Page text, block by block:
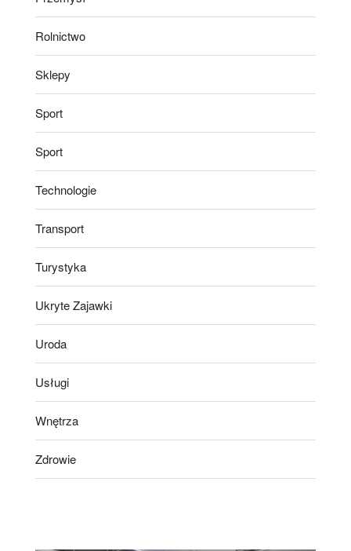
Rolnictwo
Sklepy
Sport
Sport
Technologie
Transport
Turystyka
Ukryte Zajawki
Uroda
Usługi
Wnętrza
Zdrowie